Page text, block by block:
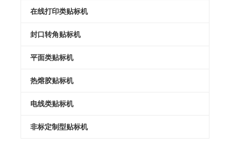
在线打印类贴标机
封口转角贴标机
平面类贴标机
热熔胶贴标机
电线类贴标机
非标定制型贴标机